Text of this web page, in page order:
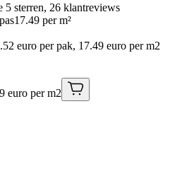
5 sterren, 26 klantreviews
17.49 per m²
euro per pak, 17.49 euro per m2
euro per m2